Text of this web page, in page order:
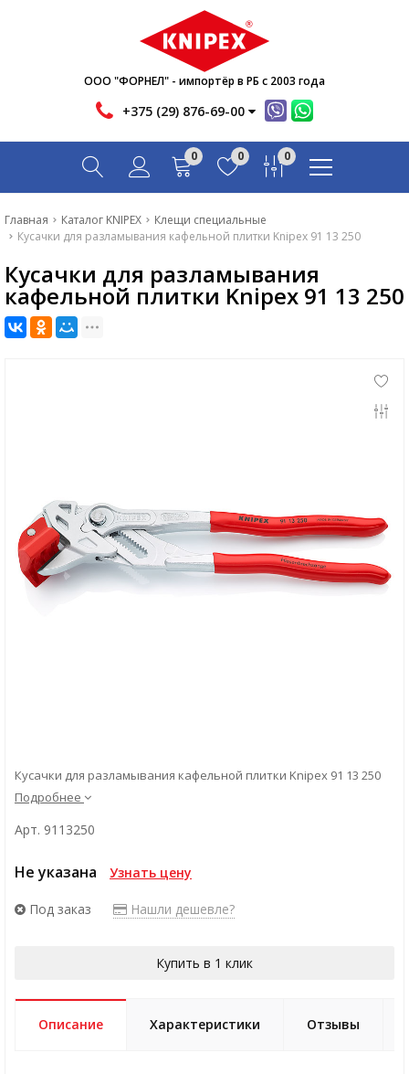
ООО "ФОРНЕЛ" - импортёр в РБ с 2003 года
+375 (29) 876-69-00
Каталог
Новости
0 0 0
Главная Каталог KNIPEX
Клещи специальные
Кусачки для разламывания кафельной плитки Knipex 91 13 250
Кусачки для разламывания
кафельной плитки Knipex 91 13 250
Кусачки для разламывания кафельной плитки Knipex 91 13 250
Подробнее
Арт. 9113250
Не указана Узнать цену
Под заказ Нашли дешевле?
Купить в 1 клик
Описание Характеристики Отзывы
Новости
Акции
Инфо
Контакты
Вопрос-ответ